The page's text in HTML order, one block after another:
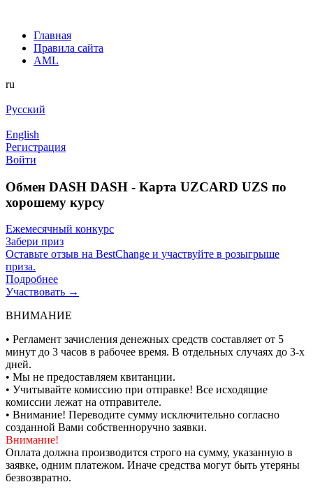
Главная
Правила сайта
AML
ru
Русский
English
Регистрация
Войти
Обмен DASH DASH - Карта UZCARD UZS по
хорошему курсу
Ежемесячный конкурс
Забери приз
Оставьте отзыв на BestChange и участвуйте в розыгрыше
приза.
Подробнее
Участвовать →
ВНИМАНИЕ
• Регламент зачисления денежных средств составляет от 5
минут до 3 часов в рабочее время. В отдельных случаях до 3-х
дней.
• Мы не предоставляем квитанции.
• Учитывайте комиссию при отправке! Все исходящие
комиссии лежат на отправителе.
• Внимание! Переводите сумму исключительно согласно
созданной Вами собственноручно заявки.
Внимание!
Оплата должна производится строго на сумму, указанную в
заявке, одним платежом. Иначе средства могут быть утеряны
безвозвратно.